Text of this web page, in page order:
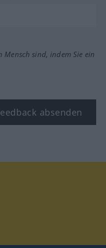
Mensch sind, indem Sie ein
absenden